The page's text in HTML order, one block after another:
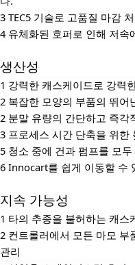
3 TEC5 기술로 고품질 마감
4 유체화된 호퍼로 인해 저속
생산성
1 강력한 캐스케이드로 강력
2 복잡한 모양의 부품의 뛰어
2 분말 유량의 간단하고 즉각
3 프로세스 시간 단축을 위한
5 청소 중에 건과 펌프를 모
6 Innocart를 쉽게 이동할 수
지속 가능성
1 타의 추종을 불허하는 캐스
2 컨트롤러에서 모든 마모 부
관리